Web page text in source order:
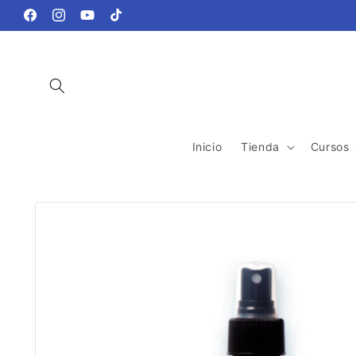
directamente
al contenido
FacebookInstagramYouTubeTikTok
Inicio Tienda Cursos
directamente